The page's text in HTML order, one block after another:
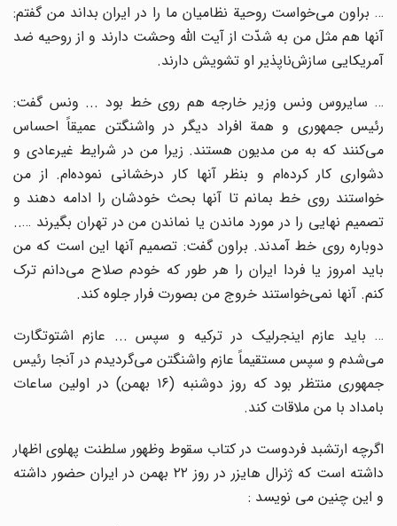
… براون می‌خواست روحیة نظامیان ما را در ایران بداند من گفتم:
آنها هم مثل من به شدّت از آیت الله وحشت دارند و از روحیه ضد
آمریکایی سازش‌ناپذیر او تشویش دارند.
… سایروس ونس وزیر خارجه هم روی خط بود ... ونس گفت:
رئیس جمهوری و همة افراد دیگر در واشنگتن عمیقاً احساس
می‌کنند که به من مدیون هستند. زیرا من در شرایط غیرعادی و
دشواری کار کرده‌ام و بنظر آنها کار درخشانی نموده‌ام. از من
خواستند روی خط بمانم تا آنها بحث خودشان را ادامه دهند و
تصمیم نهایی را در مورد ماندن یا نماندن من در تهران بگیرند …..
دوباره روی خط آمدند. براون گفت: تصمیم آنها این است که من
باید امروز یا فردا ایران را هر طور که خودم صلاح می‌دانم ترک
کنم. آنها نمی‌خواستند خروج من بصورت فرار جلوه کند.
… باید عازم اینجرلیک در ترکیه و سپس ... عازم اشتوتگارت
می‌شدم و سپس مستقیماً عازم واشنگتن می‌گردیدم در آنجا رئیس
جمهوری منتظر بود که روز دوشنبه (۱۶ بهمن) در اولین ساعات
بامداد با من ملاقات کند.
اگرچه ارتشبد فردوست در کتاب سقوط وظهور سلطنت پهلوی اظهار
داشته است که ژنرال هایزر در روز ۲۲ بهمن در ایران حضور داشته
و این چنین می نویسد :